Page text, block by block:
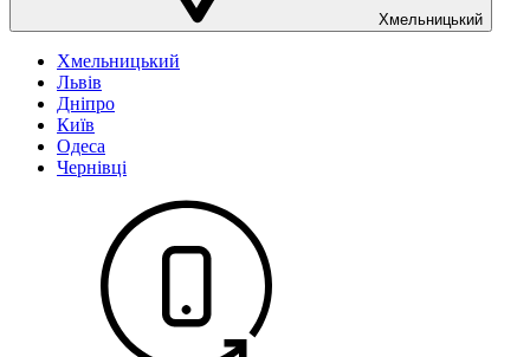
Хмельницький
Хмельницький
Львів
Дніпро
Київ
Одеса
Чернівці